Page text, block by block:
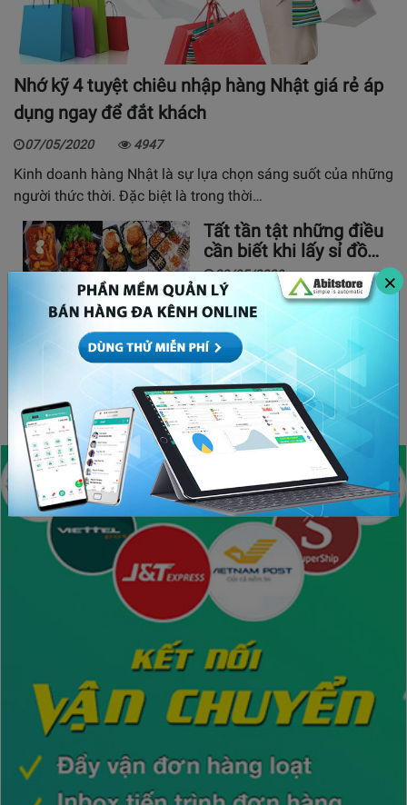
×
Nhớ kỹ 4 tuyệt chiêu nhập hàng Nhật giá rẻ áp
dụng ngay để đắt khách
07/05/2020 4947
Kinh doanh hàng Nhật là sự lựa chọn sáng suốt của những
người thức thời. Đặc biệt là trong thời…
Tất tần tật những điều
cần biết khi lấy sỉ đồ…
20/05/2020
Có nên kinh doanh
kem tươi hay không?
Cần đầu tư…
09/04/2021